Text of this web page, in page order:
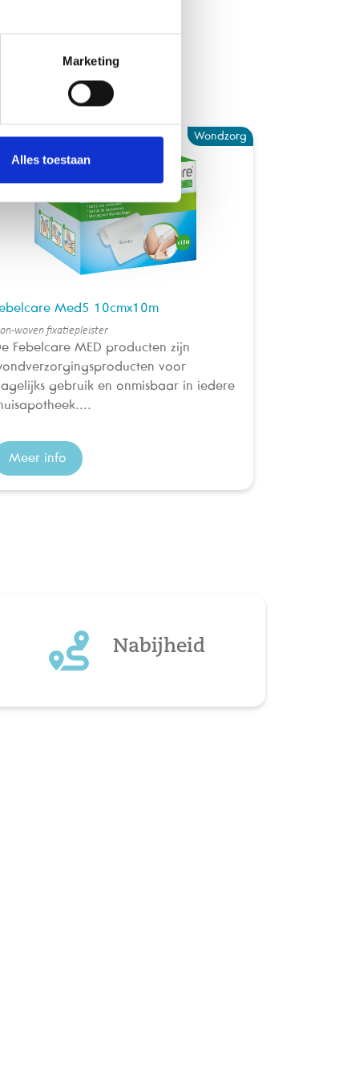
Marketing
Alles toestaan
Wondzorg
Med5 10cmx10m
woven fixatiepleister
Febelcare MED producten zijn
voor
gebruik en onmisbaar in iedere
Meer info
Nabijheid